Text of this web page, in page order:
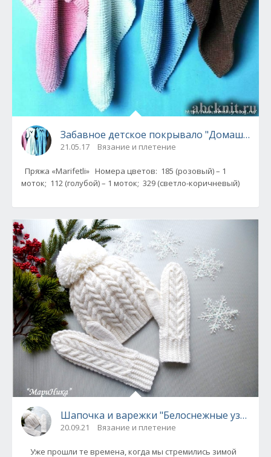
Забавное детское покрывало "Домашний
21.05.17 Вязание и плетение
моток; 112 (голубой) – 1 моток; 329 (светло-коричневый)
Шапочка и варежки "Белоснежные узоры"
20.09.21 Вязание и плетение
Уже прошли те времена, когда мы стремились зимой